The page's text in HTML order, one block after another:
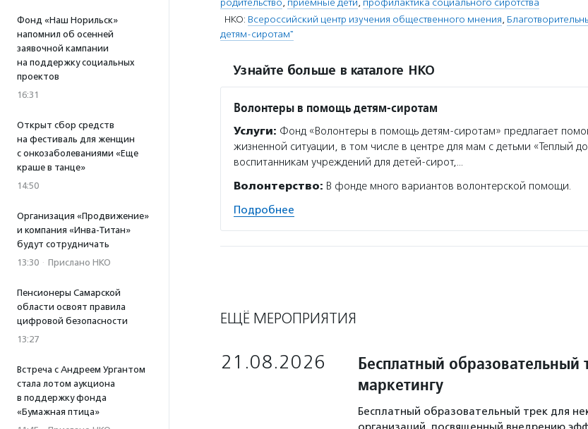
Фонд «Наш Норильск»
напомнил об осенней
заявочной кампании
на поддержку социальных
проектов
16:31
Открыт сбор средств
на фестиваль для женщин
с онкозаболеваниями «Еще
краше в танце»
14:50
Организация «Продвижение»
и компания «Инва-Титан»
будут сотрудничать
13:30 · Прислано НКО
Пенсионеры Самарской
области освоят правила
цифровой безопасности
13:27
Встреча с Андреем Ургантом
стала лотом аукциона
в поддержку фонда
«Бумажная птица»
НКО: Всероссийский центр изучения общественного мнения,
детям-сиротам"
Узнайте больше в каталоге НКО
Волонтеры в помощь детям-сиротам
Услуги: Фонд «Волонтеры в помощь детям-сиротам» предлагает
жизненной ситуации, в том числе в центре для мам с детьми «Теплый
воспитанникам учреждений для детей-сирот,…
Волонтерство: В фонде много вариантов волонтерской помощи.
Подробнее
ЕЩЁ МЕРОПРИЯТИЯ
21.08.2026
Бесплатный образовательный
маркетингу
Бесплатный образовательный трек для